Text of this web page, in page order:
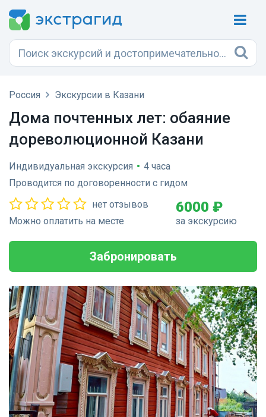
Россия Экскурсии в Казани
Дома почтенных лет: обаяние
дореволюционной Казани
Индивидуальная экскурсия • 4 часа
Проводится по договоренности с гидом
нет отзывов
Можно оплатить на месте
6000 ₽
за экскурсию
Забронировать